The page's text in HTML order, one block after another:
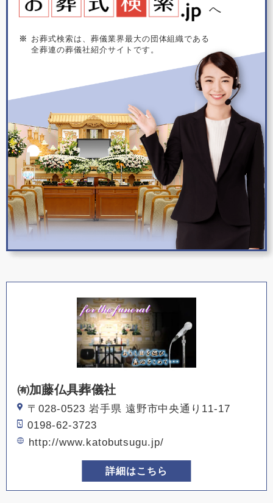
へ
※
お葬式検索は、葬儀業界最大の団体組織である
全葬連の葬儀社紹介サイトです。
㈲加藤仏具葬儀社
〒028-0523 岩手県 遠野市中央通り11-17
0198-62-3723
http://www.katobutsugu.jp/
詳細はこちら